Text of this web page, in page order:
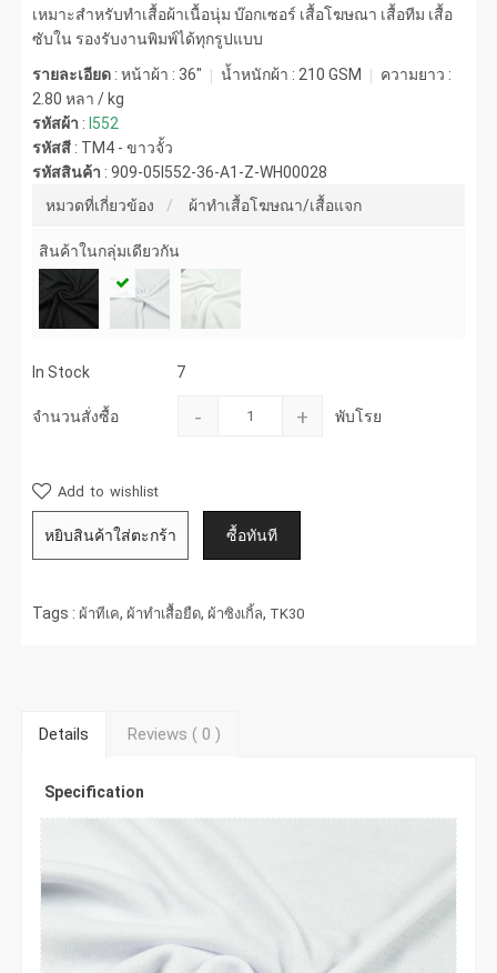
เหมาะสำหรับทำเสื้อผ้าเนื้อนุ่ม บ๊อกเซอร์ เสื้อโฆษณา เสื้อทีม เสื้อ
ซับใน รองรับงานพิมพ์ได้ทุกรูปแบบ
รายละเอียด : หน้าผ้า : 36" น้ำหนักผ้า : 210 GSM
ความยาว :
2.80 หลา / kg
รหัสผ้า :I552
รหัสสี : TM4 - ขาวจั้ว
รหัสสินค้า :909-05I552-36-A1-Z-WH00028
หมวดที่เกี่ยวข้อง
ผ้าทำเสื้อโฆษณา/เสื้อแจก
สินค้าในกลุ่มเดียวกัน
In Stock 7
จำนวนสั่งซื้อ - + พับโรย
Add to wishlist
Tags :ผ้าทีเค,ผ้าทำเสื้อยืด,ผ้าซิงเกิ้ล, TK30
Details Reviews ( 0)
Specification